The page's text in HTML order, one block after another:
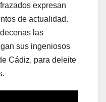
expresan
de actualidad.
las
sus ingeniosos
Cádiz, para deleite